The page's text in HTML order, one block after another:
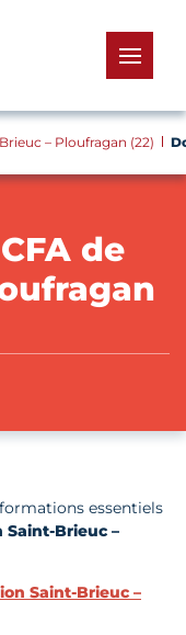
menu
– Ploufragan (22)
de
essentiels
Saint-Brieuc –
Saint-Brieuc –